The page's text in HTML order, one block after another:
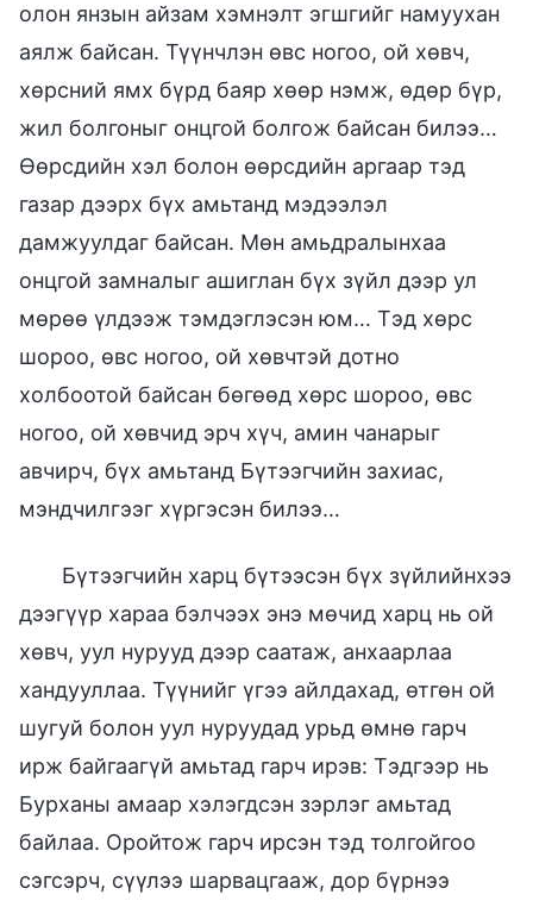
олон янзын айзам хэмнэлт эгшгийг намуухан
аялж байсан. Түүнчлэн өвс ногоо, ой хөвч,
хөрсний ямх бүрд баяр хөөр нэмж, өдөр бүр,
жил болгоныг онцгой болгож байсан билээ…
Өөрсдийн хэл болон өөрсдийн аргаар тэд
газар дээрх бүх амьтанд мэдээлэл
дамжуулдаг байсан. Мөн амьдралынхаа
онцгой замналыг ашиглан бүх зүйл дээр ул
мөрөө үлдээж тэмдэглэсэн юм… Тэд хөрс
шороо, өвс ногоо, ой хөвчтэй дотно
холбоотой байсан бөгөөд хөрс шороо, өвс
ногоо, ой хөвчид эрч хүч, амин чанарыг
авчирч, бүх амьтанд Бүтээгчийн захиас,
мэндчилгээг хүргэсэн билээ…
Бүтээгчийн харц бүтээсэн бүх зүйлийнхээ
дээгүүр хараа бэлчээх энэ мөчид харц нь ой
хөвч, уул нурууд дээр саатаж, анхаарлаа
хандууллаа. Түүнийг үгээ айлдахад, өтгөн ой
шугуй болон уул нуруудад урьд өмнө гарч
ирж байгаагүй амьтад гарч ирэв: Тэдгээр нь
Бурханы амаар хэлэгдсэн зэрлэг амьтад
байлаа. Оройтож гарч ирсэн тэд толгойгоо
сэгсэрч, сүүлээ шарвацгааж, дор бүрнээ